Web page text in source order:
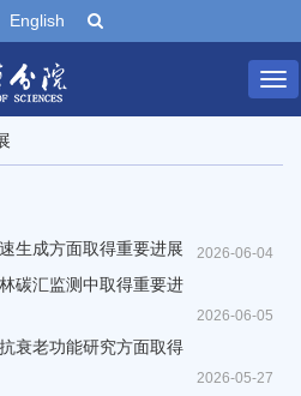
English
2026-06-04
生成方面取得重要进展
2026-06-05
碳汇监测中取得重要进
2026-05-27
衰老功能研究方面取得